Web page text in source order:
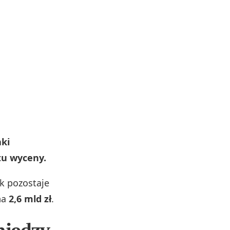
wyceny.
pozostaje
2,6 mld zł.